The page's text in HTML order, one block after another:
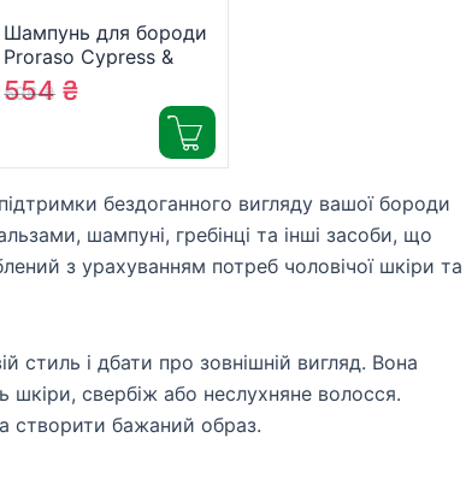
Шампунь для бороди
Proraso Cypress &
Vetiver 200 мл
(8004395007523)
596₴
554 ₴
бездоганного вигляду вашої бороди
шампуні, гребінці та інші засоби, що
з урахуванням потреб чоловічої шкіри та
стиль і дбати про зовнішній вигляд. Вона
свербіж або неслухняне волосся.
створити бажаний образ.